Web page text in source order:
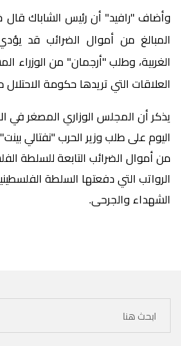
وأضاف "رافيد" أن رئيس الشاباك
المبالغ من أموال الضرائب قد
الغربية، وطلب "أرجمان" من الوزراء
العلاقات التي تريدها حكومة
يذكر أن المجلس الوزاري المصغر في
من أموال الضرائب التابعة للسلطة
الشهداء والجرحى.